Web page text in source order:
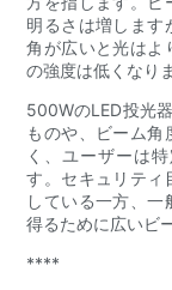
明るさは増します
角が広いと光はよ
の強度は低くなり
500WのLED投光
ものや、ビーム角
く、ユーザーは
す。セキュリティ
している一方、
得るために広いビ
****